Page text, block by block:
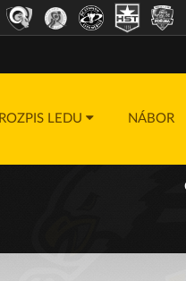
ROZPIS LEDU NÁBOR